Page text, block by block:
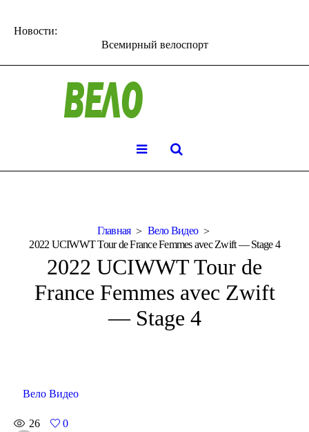
Новости:
Всемирный велоспорт
Главная
Вело Видео
2022 UCIWWT Tour de France Femmes avec Zwift — Stage 4
2022 UCIWWT Tour de
France Femmes avec Zwift
— Stage 4
Вело Видео
26
0